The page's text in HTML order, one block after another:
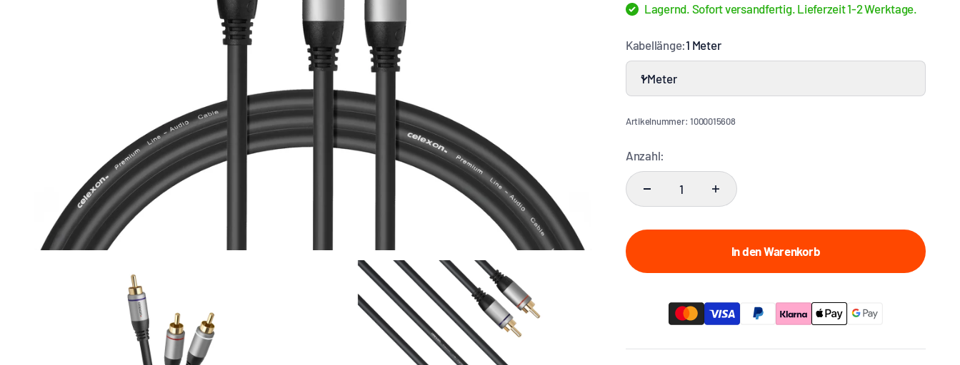
Lagernd. Sofort versandfertig. Lieferzeit 1-2 Werktage.
Kabellänge:1 Meter
1 Meter
Artikelnummer: 1000015608
Anzahl:
In den Warenkorb